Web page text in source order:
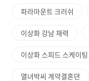
파라마운트 크러쉬
이상화 강남 재력
이상화 스피드 스케이팅
열녀박씨 계약결혼뎐